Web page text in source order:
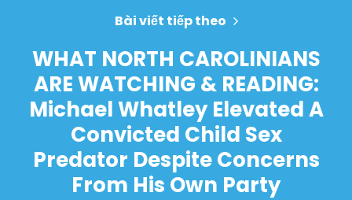
Bài viết tiếp theo
WHAT NORTH CAROLINIANS
ARE WATCHING & READING:
Michael Whatley Elevated A
Convicted Child Sex
Predator Despite Concerns
From His Own Party